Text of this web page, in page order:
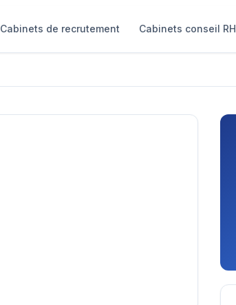
Cabinets de recrutement Cabinets conseil RH